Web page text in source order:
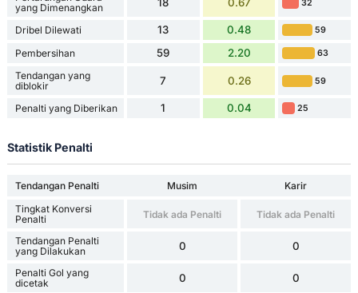
yang Dimenangkan
32
Dribel Dilewati 13 0.48 59
Pembersihan 59 2.20 63
Tendangan yang
diblokir
7 0.26 59
Penalti yang Diberikan 1 0.04 25
Statistik Penalti
Tendangan Penalti Musim
Karir
Tingkat Konversi
Penalti
Tidak ada Penalti Tidak ada Penalti
Tendangan Penalti
yang Dilakukan
0 0
Penalti Gol yang
dicetak
0 0